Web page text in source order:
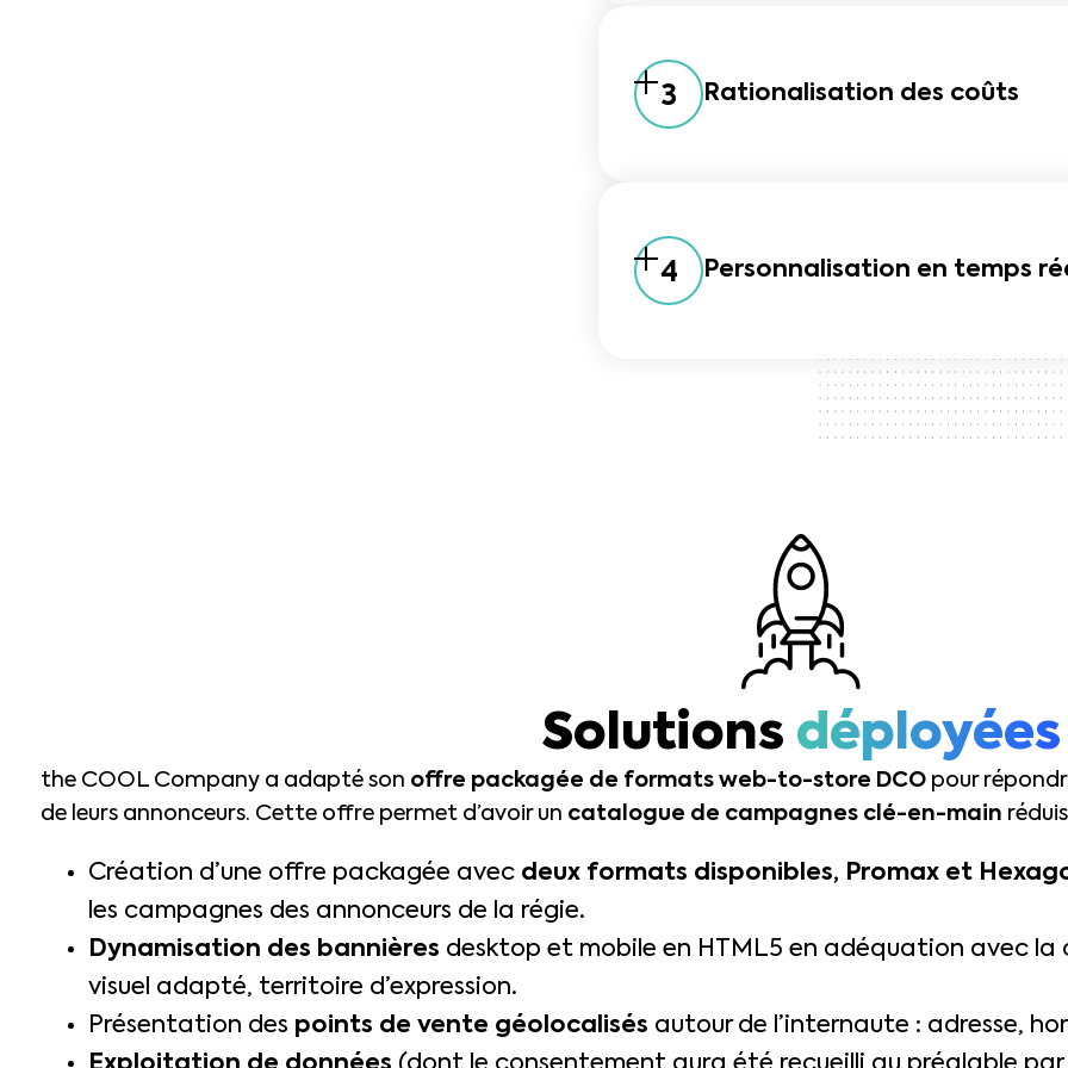
3 Rationalisation des coûts
4 Personnalisation en temps
Solutions déployées
the COOL Company a adapté son offre packagée de formats web-to-store DCO pour
de leurs annonceurs. Cette offre permet d’avoir un catalogue de campagnes clé-en-main
Création d’une offre packagée avec deux formats disponibles, Promax et
les campagnes des annonceurs de la régie.
Dynamisation des bannières desktop et mobile en HTML5 en adéquation avec la
visuel adapté, territoire d’expression.
Présentation des points de vente géolocalisés autour de l’internaute : adresse,